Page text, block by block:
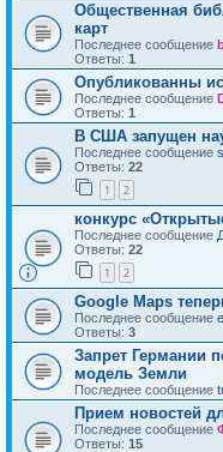
Общественная
карт
Последнее сообщение
Ответы: 1
Опубликованны
Последнее сообщение
Ответы: 1
В США запущен
Последнее сообщение
Ответы: 22
1 2
конкурс
Последнее сообщение
Ответы: 22
1 2
Google Maps
Последнее сообщение
Ответы: 3
Запрет Германии
модель Земли
Последнее сообщение
Прием новостей
Последнее сообщение
Ответы: 15